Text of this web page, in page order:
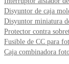
Disyuntor de caja
Disyuntor miniatura
Protector contra
Fusible de CC para
Caja combinadora